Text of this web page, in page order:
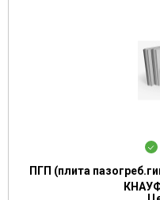
ПГП (плита